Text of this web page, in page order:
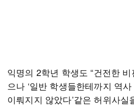
익명의 2학년 학생도 “건전한
으나 ‘일반 학생들한테까지 역
이뤄지지 않았다’같은 허위사